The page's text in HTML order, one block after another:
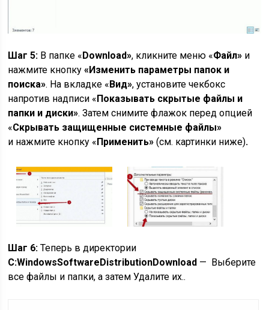
Шаг 5: В папке «Download», кликните меню «Файл» и
нажмите кнопку «Изменить параметры папок и
поиска». На вкладке «Вид», установите чекбокс
напротив надписи «Показывать скрытые файлы и
папки и диски». Затем снимите флажок перед опцией
«Скрывать защищенные системные файлы»
и нажмите кнопку «Применить»(см. картинки ниже).
Шаг 6:Теперь в директории
C:WindowsSoftwareDistributionDownload — Выберите
все файлы и папки, а затем Удалите их..